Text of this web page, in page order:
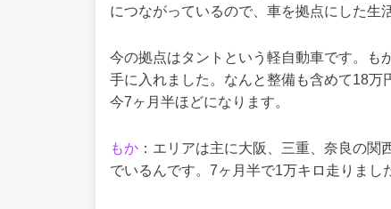
につながっているので、車を拠点にした生
今の拠点はタントという軽自動車です。も
手に入れました。なんと整備も含めて18
今7ヶ月半ほどになります。
もか ：エリアは主に大阪、三重、奈良の
でいるんです。7ヶ月半で1万キロ走りまし